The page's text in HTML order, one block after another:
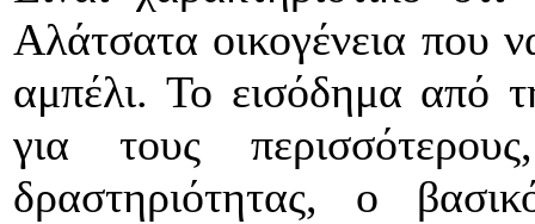
Αλάτσατα οικογένεια που
αμπέλι. Το εισόδημα από
για τους
δραστηριότητας, ο